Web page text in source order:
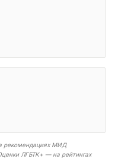
рекомендациях МИД
ЛГБТК+ — на рейтингах